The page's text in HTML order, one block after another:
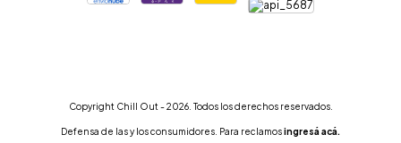
Copyright Chill Out - 2026. Todos los derechos reservados.
Defensa de las y los consumidores. Para reclamosingresá acá.